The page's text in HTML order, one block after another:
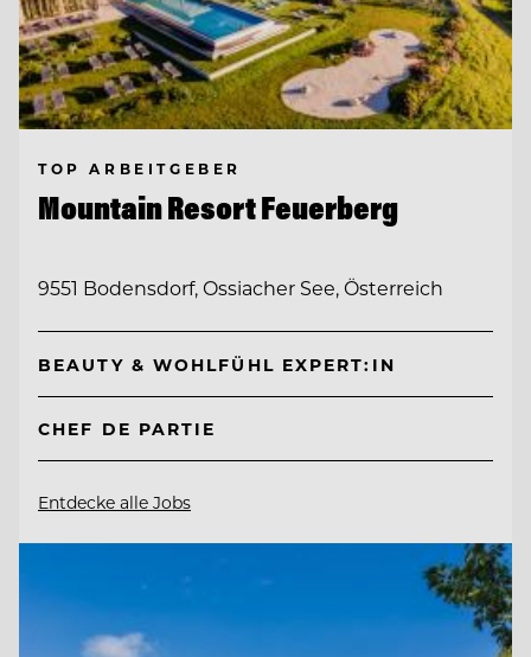
TOP ARBEITGEBER
Mountain Resort Feuerberg
9551 Bodensdorf, Ossiacher See, Österreich
BEAUTY & WOHLFÜHL EXPERT:IN
CHEF DE PARTIE
Entdecke alle Jobs